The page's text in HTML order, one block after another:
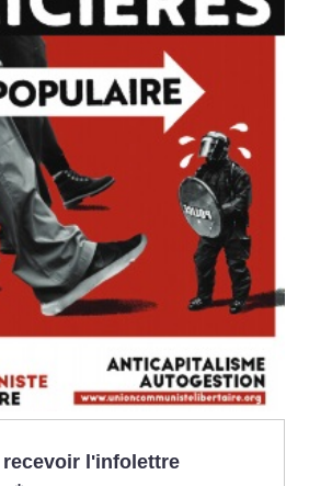
l'infolettre